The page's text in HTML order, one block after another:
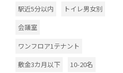
駅近5分以内
トイレ男女別
会議室
ワンフロア1テナント
敷金3カ月以下
10-20名